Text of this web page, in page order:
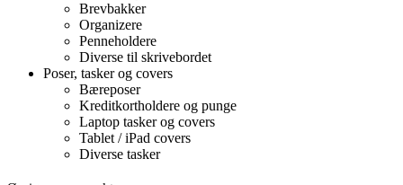
Brevbakker
Organizere
Penneholdere
Diverse til skrivebordet
Poser, tasker og covers
Bæreposer
Kreditkortholdere og punge
Laptop tasker og covers
Tablet / iPad covers
Diverse tasker